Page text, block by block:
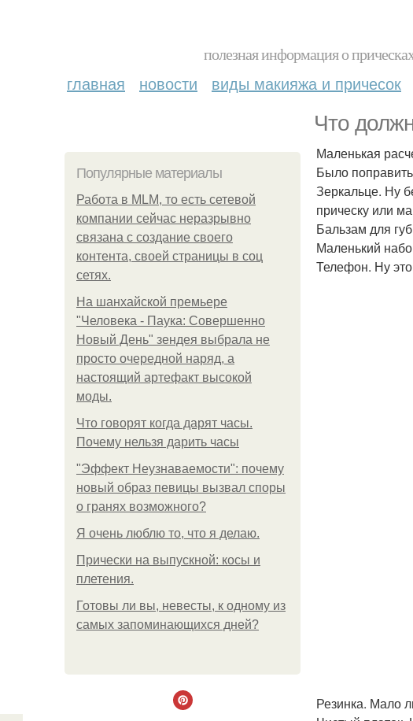
полезная информация о
главная новости виды макияжа и причесок
Что
Популярные материалы
Работа в MLM, то есть сетевой
компании сейчас неразрывно
связана с создание своего
контента, своей страницы в соц
сетях.
На шанхайской премьере
"Человека - Паука: Совершенно
Новый День" зендея выбрала не
просто очередной наряд, а
настоящий артефакт высокой
моды.
Что говорят когда дарят часы.
Почему нельзя дарить часы
"Эффект Неузнаваемости": почему
новый образ певицы вызвал споры
о гранях возможного?
Я очень люблю то, что я делаю.
Прически на выпускной: косы и
плетения.
Готовы ли вы, невесты, к одному из
самых запоминающихся дней?
Маленькая
Было
Зеркальце. Ну
прическу или
Бальзам для
Маленький
Телефон. Ну
Резинка. Мало